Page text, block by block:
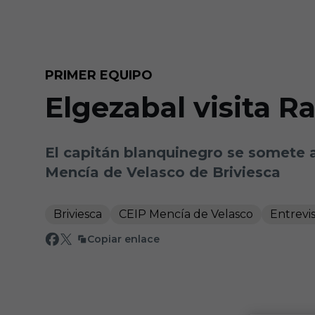
PRIMER EQUIPO
Elgezabal visita
El capitán blanquinegro se somete
Mencía de Velasco de Briviesca
Briviesca CEIP Mencía de Velasco
Copiar enlace